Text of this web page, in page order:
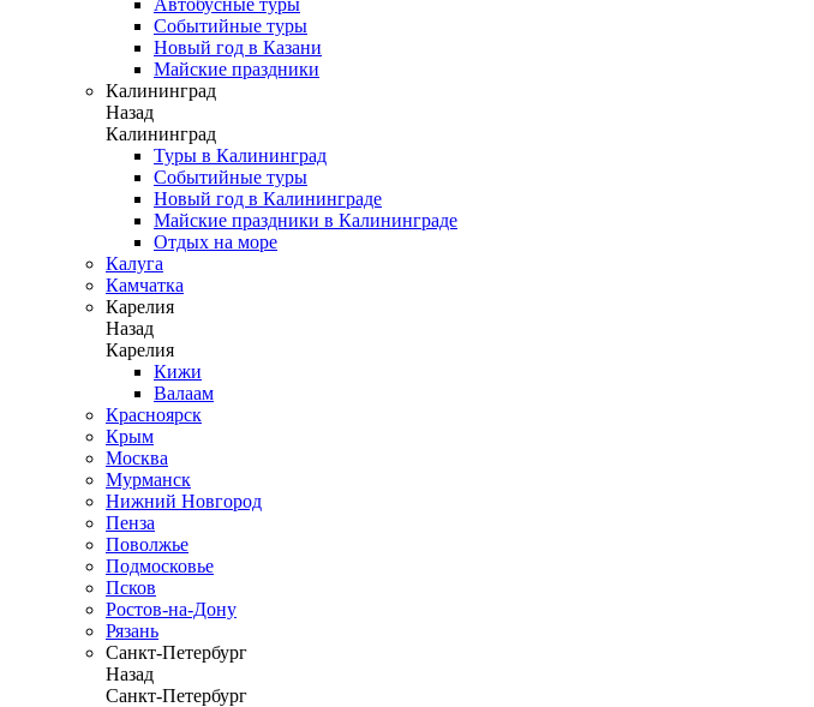
Автобусные туры
Событийные туры
Новый год в Казани
Майские праздники
Калининград
Назад
Калининград
Туры в Калининград
Событийные туры
Новый год в Калининграде
Майские праздники в Калининграде
Отдых на море
Калуга
Камчатка
Карелия
Назад
Карелия
Кижи
Валаам
Красноярск
Крым
Москва
Мурманск
Нижний Новгород
Пенза
Поволжье
Подмосковье
Псков
Ростов-на-Дону
Рязань
Санкт-Петербург
Назад
Санкт-Петербург